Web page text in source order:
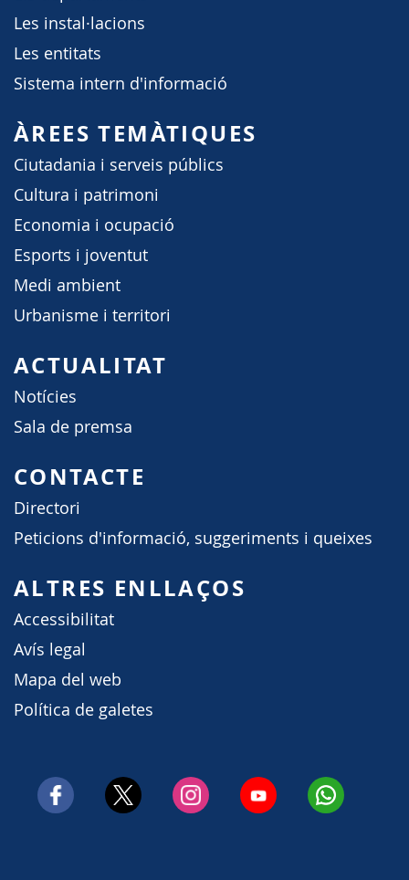
Les instal·lacions
Les entitats
Sistema intern d'informació
ÀREES TEMÀTIQUES
Ciutadania i serveis públics
Cultura i patrimoni
Economia i ocupació
Esports i joventut
Medi ambient
Urbanisme i territori
ACTUALITAT
Notícies
Sala de premsa
CONTACTE
Directori
Peticions d'informació, suggeriments i queixes
ALTRES ENLLAÇOS
Accessibilitat
Avís legal
Mapa del web
Política de galetes